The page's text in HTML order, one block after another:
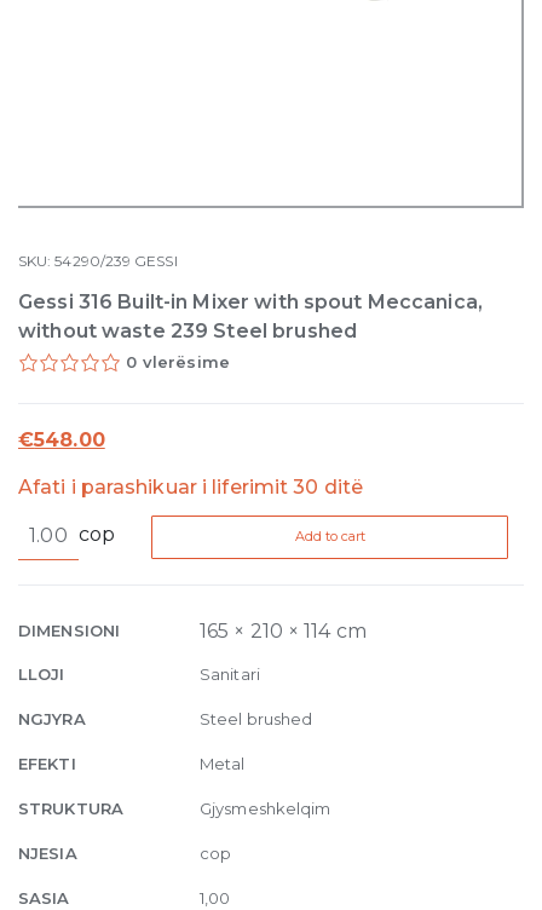
SKU:54290/239 GESSI
Gessi 316 Built-in Mixer with spout Meccanica,
without waste 239 Steel brushed
0 vlerësime
€548.00
Afati i parashikuar i liferimit 30 ditë
316
Mixer
spout
Meccanica,
waste
239
brushed
quantity
cop Add to cart
DIMENSIONI 165 × 210 × 114 cm
LLOJI Sanitari
NGJYRA Steel brushed
EFEKTI Metal
STRUKTURA Gjysmeshkelqim
NJESIA cop
SASIA 1,00